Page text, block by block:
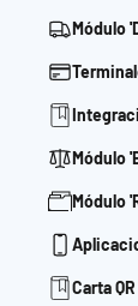
Módulo
Módulo
Módulo
Carta QR